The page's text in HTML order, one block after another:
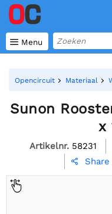
 Menu
Opencircuit Materiaal
Sunon
x
Artikelnr. 58231
 Share